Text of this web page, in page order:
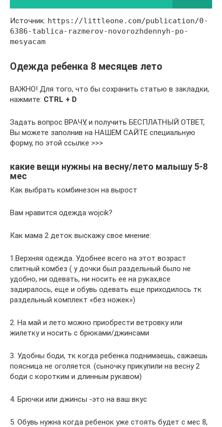
Источник: https://littleone.com/publication/0-
6386-tablica-razmerov-novorozhdennyh-po-
mesyacam
Одежда ребенка 8 месяцев лето
ВАЖНО! Для того, что бы сохранить статью в закладки,
нажмите: CTRL + D
Задать вопрос ВРАЧУ, и получить БЕСПЛАТНЫЙ ОТВЕТ,
Вы можете заполнив на НАШЕМ САЙТЕ специальную
форму, по этой ссылке >>>
какие вещи нужны на весну/лето малышу 5-8
мес
Как выбрать комбинезон на вырост
Вам нравится одежда wojcik?
Как мама 2 деток выскажу свое мнение:
1.Верхняя одежда. Удобнее всего на этот возраст
слитный комбез ( у дочки был раздельный было не
удобно, ни одевать, ни носить ее на руках,все
задиралось, еще и обувь одевать еще приходилось тк
раздельный комплект «без ножек»)
2. На май и лето можно приобрести ветровку или
жилетку и носить с брюками/джинсами
3. Удобны боди, тк когда ребенка поднимаешь, сажаешь
поясница не оголяется. (сыночку прикупили на весну 2
боди с коротким и длинным рукавом)
4. Брючки или джинсы -это на ваш вкус
5. Обувь нужна когда ребенок уже стоять будет с мес 8,